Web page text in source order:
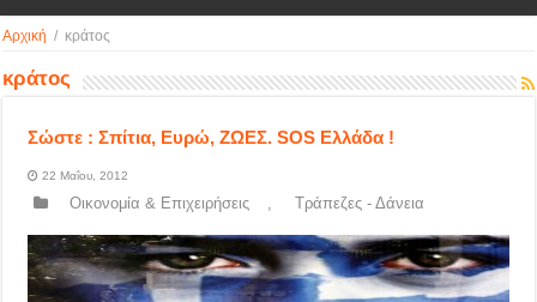
Αρχική / κράτος
κράτος
Σώστε : Σπίτια, Ευρώ, ΖΩΕΣ. SOS Ελλάδα !
22 Μαΐου, 2012
Οικονομία & Επιχειρήσεις , Τράπεζες - Δάνεια